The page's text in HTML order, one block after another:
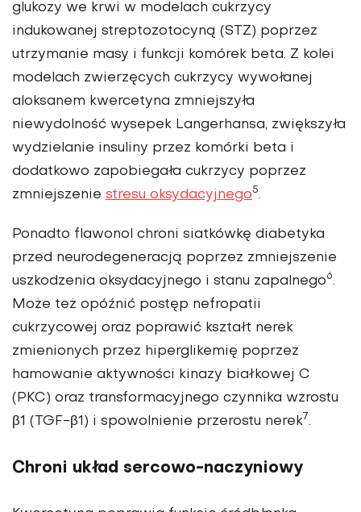
glukozy we krwi w modelach cukrzy­cy
indukowanej streptozotocyną (STZ) poprzez
utrzymanie masy i funkcji komórek beta. Z kolei
modelach zwierzęcych cukrzycy wywołanej
aloksanem kwercetyna zmniejszyła
niewydolność wysepek Langerhansa, zwiększyła
wydziela­nie insuliny przez komórki beta i
dodatkowo zapobiegała cukrzycy poprzez
zmniejszenie stresu oksydacyjnego5.
Ponadto flawonol chroni siatkówkę diabetyka
przed neurodegeneracją poprzez zmniejszenie
uszko­dzenia oksydacyjnego i stanu zapalnego6.
Może też opóźnić postęp nefropatii
cukrzycowej oraz popra­wić kształt nerek
zmienionych przez hiperglikemię poprzez
hamowanie aktywności kinazy białkowej C
(PKC) oraz transforma­cyjnego czynnika wzrostu
β1 (TGF-β1) i spowolnienie przerostu nerek7.
Chroni układ sercowo-naczyniowy